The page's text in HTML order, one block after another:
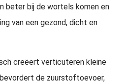
beter bij de wortels komen en
van een gezond, dicht en
creëert verticuteren kleine
de zuurstoftoevoer,